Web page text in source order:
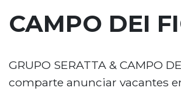
c
a
l
CAMPO DEI
GRUPO SERATTA & CAMPO
comparte anunciar vacantes